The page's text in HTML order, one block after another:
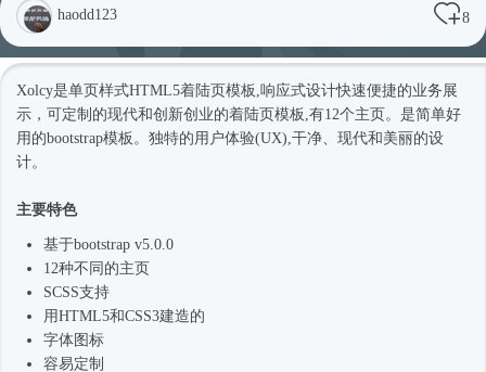
haodd123 8
Xolcy是单页样式HTML5着陆页模板, 响应式设计快速便捷的业务展
示，可定制的现代和创新创业的着陆页模板,有12个主页。是简单好
用的bootstrap模板。独特的用户体验(UX),干净、现代和美丽的设
计。
主要特色
基于bootstrap v5.0.0
12种不同的主页
SCSS支持
用HTML5和CSS3建造的
字体图标
容易定制